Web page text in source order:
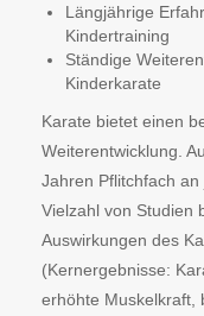
Längjährige
Kindertraining
Ständige
Kinderkarate
Karate bietet einen
Weiterentwicklung.
Jahren Pflitchfach
Vielzahl von Studien
Auswirkungen des
(Kernergebnisse:
erhöhte Muskelkraft,